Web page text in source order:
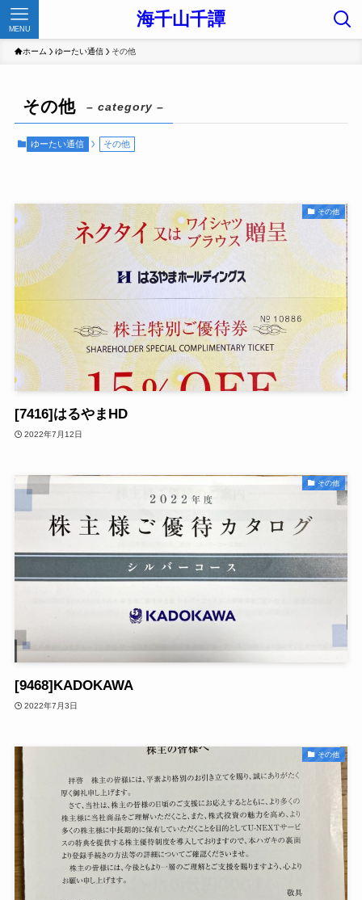
海千山千譚
MENU
ホーム ゆーたい通信 その他
その他 – category –
ゆーたい通信 その他
その他
[7416]はるやまHD
2022年7月12日
その他
[9468]KADOKAWA
2022年7月3日
その他